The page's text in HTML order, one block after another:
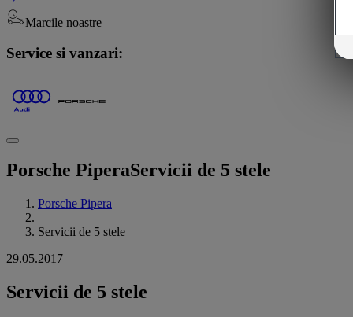
Marcile noastre
Service si vanzari:
Porsche PiperaServicii de 5 stele
Porsche Pipera
Servicii de 5 stele
29.05.2017
Servicii de 5 stele